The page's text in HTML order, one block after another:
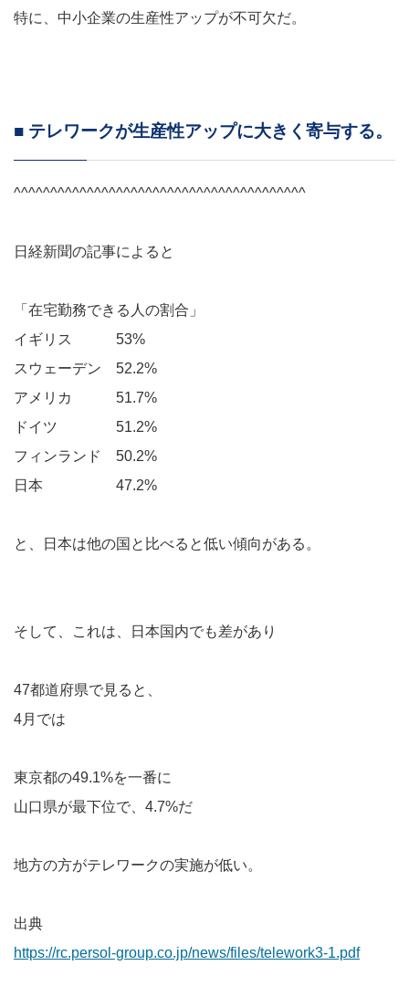
特に、中小企業の生産性アップが不可欠だ。
■ テレワークが生産性アップに大きく寄与する。
^^^^^^^^^^^^^^^^^^^^^^^^^^^^^^^^^^^^^^^^
日経新聞の記事によると
「在宅勤務できる人の割合」
イギリス 53%
スウェーデン 52.2%
アメリカ 51.7%
ドイツ 51.2%
フィンランド 50.2%
日本 47.2%
と、日本は他の国と比べると低い傾向がある。
そして、これは、日本国内でも差があり
47都道府県で見ると、
4月では
東京都の49.1%を一番に
山口県が最下位で、4.7%だ
地方の方がテレワークの実施が低い。
出典
https://rc.persol-group.co.jp/news/files/telework3-1.pdf